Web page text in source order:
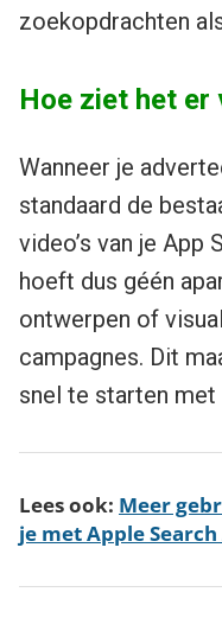
zoekopdrachten
Hoe ziet het er
Wanneer je
standaard de
video’s van je App
hoeft dus géén
ontwerpen of
campagnes. Dit
snel te starten met
Lees ook: Meer
je met Apple Search